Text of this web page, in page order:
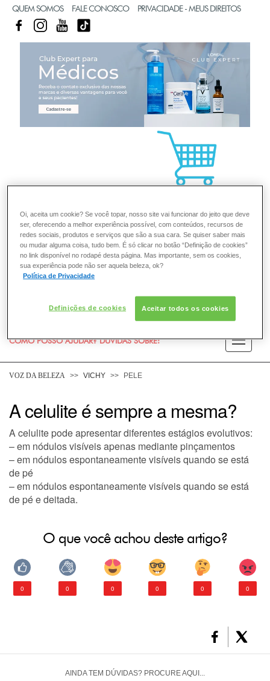
QUEM SOMOS FALE CONOSCO PRIVACIDADE - MEUS DIREITOS
FACEBOOKINSTAGRAM
YOUTUBE
COMO POSSO AJUDAR? DÚVIDAS SOBRE:
DESODORANTE
SOLAR
DERMACLUB
VOZ DA BELEZA VICHY PELE
A celulite é sempre a mesma?
A celulite pode apresentar diferentes estágios evolutivos:
– em nódulos visíveis apenas mediante pinçamentos
– em nódulos espontaneamente visíveis quando se está
de pé
– em nódulos espontaneamente visíveis quando se está
de pé e deitada.
O que você achou deste artigo?
0 0 0 0 0 0
AINDA TEM DÚVIDAS? PROCURE AQUI...
Oi, aceita um cookie? Se você topar, nosso site vai funcionar do jeito que deve
ser, oferecendo a melhor experiência possível, com conteúdos, recursos de
redes sociais, produtos e serviços que são a sua cara. Se quiser saber mais
ou mudar alguma coisa, tudo bem. É só clicar no botão “Definição de cookies”
no link disponível no rodapé desta página. Mas importante, sem os cookies,
sua experiência pode não ser aquela beleza, ok?
Política de Privacidade
Definições de cookies Aceitar todos os cookies